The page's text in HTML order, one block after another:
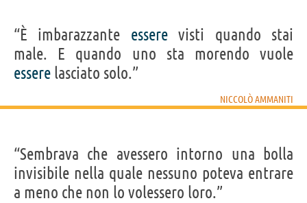
“È imbarazzante esserevisti quando stai
male. E quando uno sta morendo vuole
essere lasciato solo.”
NICCOLÒ AMMANITI
“Sembrava che avessero intorno una bolla
invisibile nella quale nessuno poteva entrare
a meno che non lo volessero loro.”